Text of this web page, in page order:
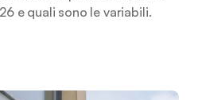
e quali sono le variabili.